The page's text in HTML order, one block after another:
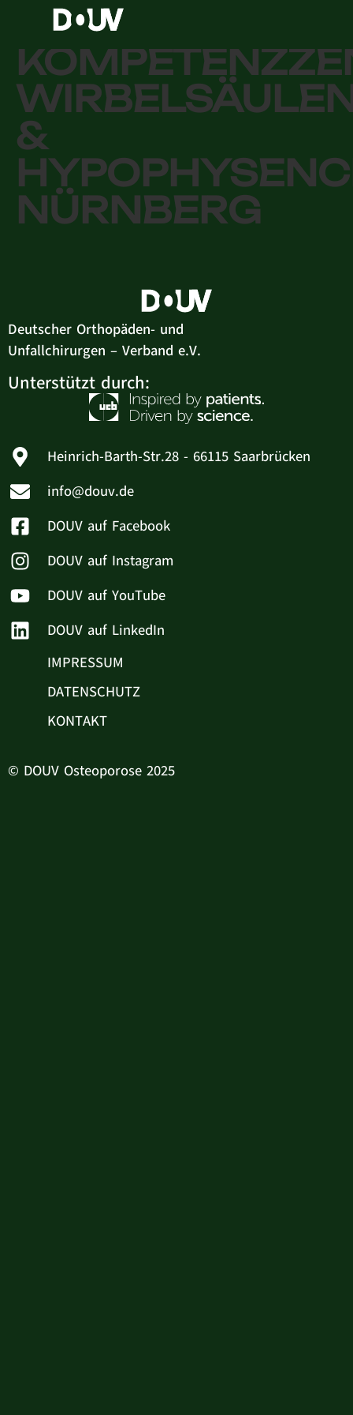
KWHC —
&
NÜRNBERG
Deutscher Orthopäden- und
Unfallchirurgen – Verband e.V.
Unterstützt durch:
Heinrich-Barth-Str.28 - 66115 Saarbrücken
info@douv.de
DOUV auf Facebook
DOUV auf Instagram
DOUV auf YouTube
DOUV auf LinkedIn
IMPRESSUM
DATENSCHUTZ
KONTAKT
© DOUV Osteoporose 2025